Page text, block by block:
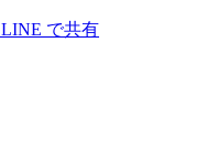
LINE で共有